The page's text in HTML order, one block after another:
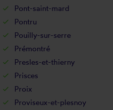
Pont-saint-mard
Pontru
Pouilly-sur-serre
Prémontré
Presles-et-thierny
Prisces
Proix
Proviseux-et-plesnoy